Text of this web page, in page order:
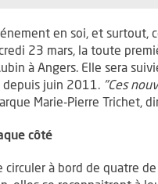
en soi, et surtout,
23 mars, la toute
à Angers. Elle sera
depuis juin 2011. "Ces
Marie-Pierre Trichet,
côté
circuler à bord de quatre